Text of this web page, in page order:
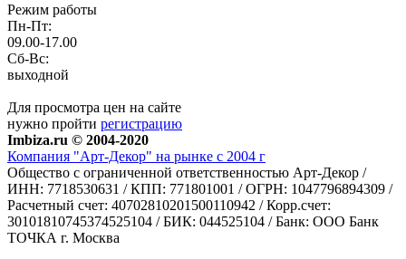
Режим работы
Пн-Пт:
09.00-17.00
Сб-Вс:
выходной
Для просмотра цен на сайте
нужно пройти регистрацию
Imbiza.ru © 2004-2020
Компания "Арт-Декор" на рынке с 2004 г
Общество с ограниченной ответственностью Арт-Декор /
ИНН: 7718530631 / КПП: 771801001 / ОГРН: 1047796894309 /
Расчетный счет: 40702810201500110942 / Корр.счет:
30101810745374525104 / БИК: 044525104 / Банк: ООО Банк
ТОЧКА г. Москва